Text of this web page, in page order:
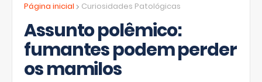
Página inicial Curiosidades Patológicas
Assunto polêmico:
fumantes podem perder
os mamilos